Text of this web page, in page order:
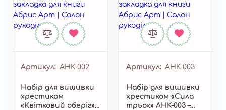
Артикул AHK-002
Набір для вишивки
хрестиком
«Квітковий оберіг»
Артикул AHK-003
Набір для вишивки
хрестиком «Сила
трьох» AHK-003 –